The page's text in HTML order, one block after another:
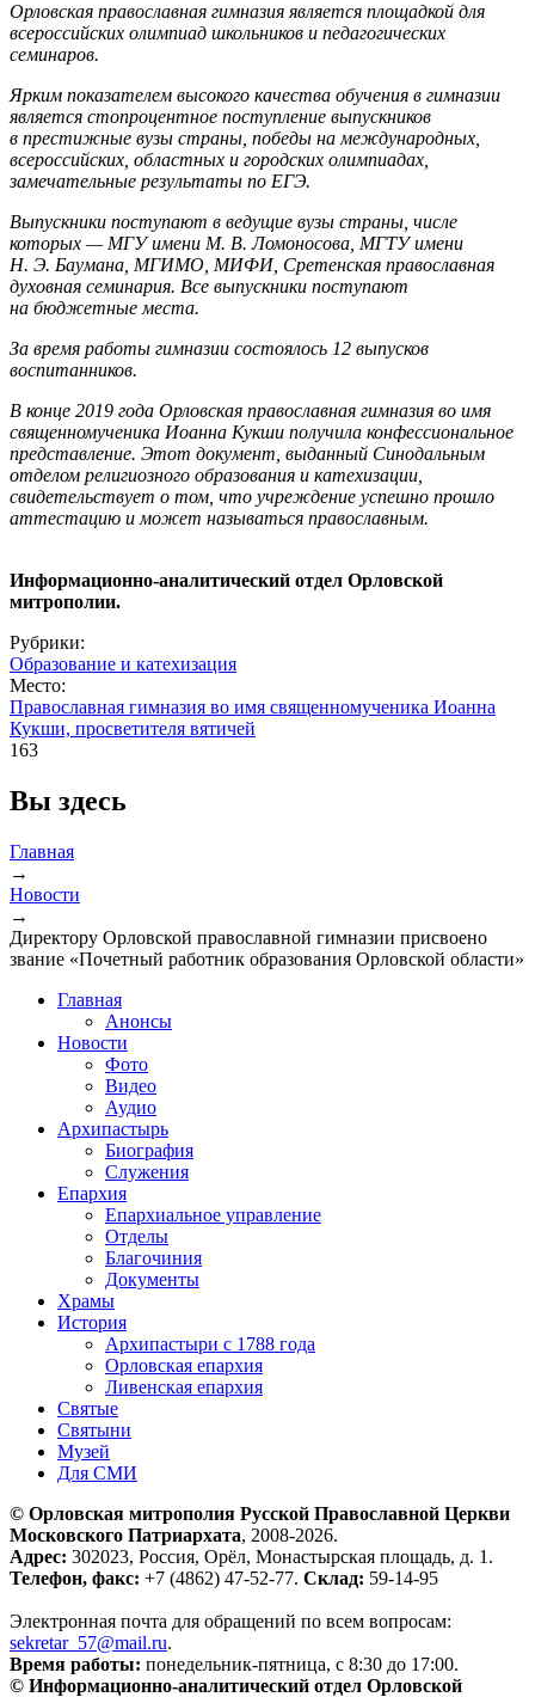
Орловская православная гимназия является площадкой для
всероссийских олимпиад школьников и педагогических
семинаров.
Ярким показателем высокого качества обучения в гимназии
является стопроцентное поступление выпускников
в престижные вузы страны, победы на международных,
всероссийских, областных и городских олимпиадах,
замечательные результаты по ЕГЭ.
Выпускники поступают в ведущие вузы страны, числе
которых — МГУ имени М. В. Ломоносова, МГТУ имени
Н. Э. Баумана, МГИМО, МИФИ, Сретенская православная
духовная семинария. Все выпускники поступают
на бюджетные места.
За время работы гимназии состоялось 12 выпусков
воспитанников.
В конце 2019 года Орловская православная гимназия во имя
священномученика Иоанна Кукши получила конфессиональное
представление. Этот документ, выданный Синодальным
отделом религиозного образования и катехизации,
свидетельствует о том, что учреждение успешно прошло
аттестацию и может называться православным.
Информационно-аналитический отдел Орловской
митрополии.
Рубрики:
Образование и катехизация
Место:
Православная гимназия во имя священномученика Иоанна
Кукши, просветителя вятичей
163
Вы здесь
Главная
→
Новости
→
Директору Орловской православной гимназии присвоено
звание «Почетный работник образования Орловской области»
Главная
Анонсы
Новости
Фото
Видео
Аудио
Архипастырь
Биография
Служения
Епархия
Епархиальное управление
Отделы
Благочиния
Документы
Храмы
История
Архипастыри с 1788 года
Орловская епархия
Ливенская епархия
Святые
Святыни
Музей
Для СМИ
© Орловская митрополия Русской Православной Церкви
Московского Патриархата, 2008-2026.
Адрес: 302023, Россия, Орёл, Монастырская площадь, д. 1.
Телефон, факс: +7 (4862) 47-52-77. Склад: 59-14-95
Электронная почта для обращений по всем вопросам:
sekretar_57@mail.ru.
Время работы: понедельник-пятница, с 8:30 до 17:00.
© Информационно-аналитический отдел Орловской